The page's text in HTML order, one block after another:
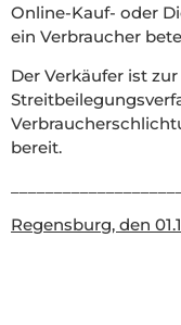
Online-Kauf- oder
ein Verbraucher
Der Verkäufer ist
bereit.
Regensburg, den